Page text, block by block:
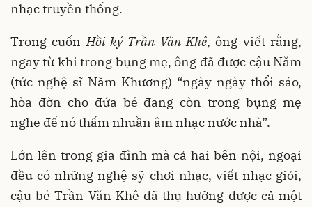
nhạc truyền thống.
Trong cuốnHồi ký Trần Văn Khê, ông viết rằng,
ngay từ khi trong bụng mẹ, ông đã được cậu Năm
(tức nghệ sĩ Năm Khương) “ngày ngày thổi sáo,
hòa đờn cho đứa bé đang còn trong bụng mẹ
nghe để nó thấm nhuần âm nhạc nước nhà”.
Lớn lên trong gia đình mà cả hai bên nội, ngoại
đều có những nghệ sỹ chơi nhạc, viết nhạc giỏi,
cậu bé Trần Văn Khê đã thụ hưởng được cả một